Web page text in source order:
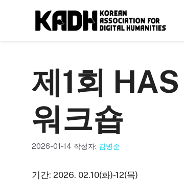
제1회
워크숍
2026-01-14 작성자: 김병준
기간: 2026. 02.10(화)-12(목)